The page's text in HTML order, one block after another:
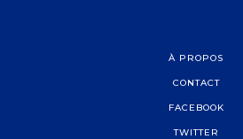
À PROPOS
CONTACT
FACEBOOK
TWITTER